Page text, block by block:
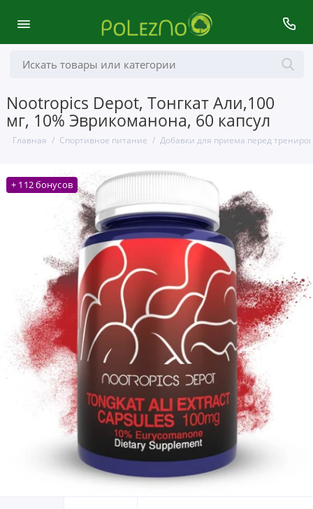
Nootropics Depot, Тонгкат Али,100
мг, 10% Эврикоманона, 60 капсул
Главная Спортивное питание Добавки для приема перед
+ 112 бонусов